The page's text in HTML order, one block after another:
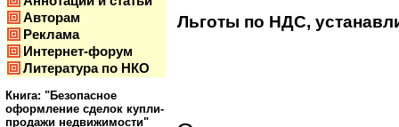
Авторам
Реклама
Интернет-форум
Литература по НКО
Книга: "Безопасное
оформление сделок купли-
продажи недвижимости"
Льготы по НДС,